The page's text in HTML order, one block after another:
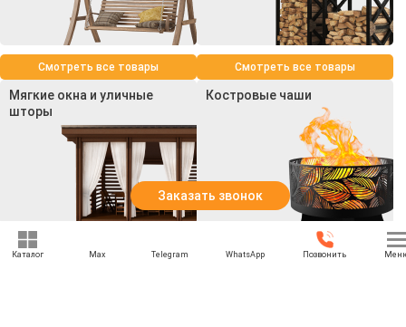
Смотреть все товары Смотреть все товары
Мягкие окна и уличные
шторы
Костровые чаши
Смотреть все товары
Заказать звонок
Каталог Max Telegram WhatsApp Позвонить